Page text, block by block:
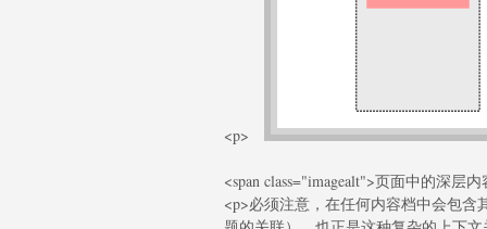
<p>
<span class="imagealt">页面中的深层
<p>必须注意，在任何内容档中会包含